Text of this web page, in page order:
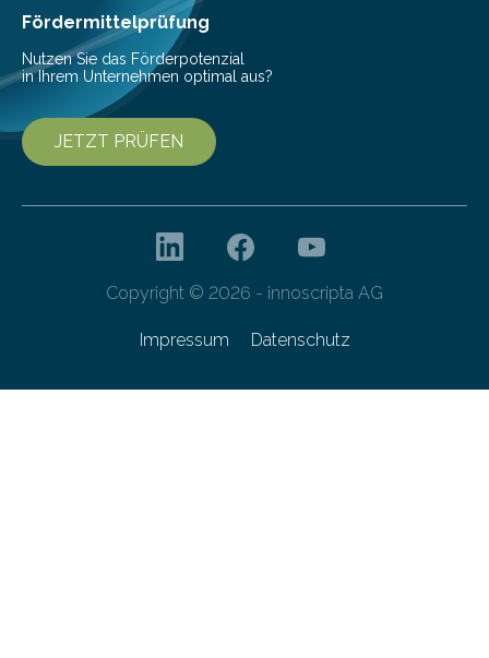
Fördermittelprüfung
Nutzen Sie das Förderpotenzial
in Ihrem Unternehmen optimal aus?
JETZT PRÜFEN
Copyright © 2026 - innoscripta AG
Impressum Datenschutz